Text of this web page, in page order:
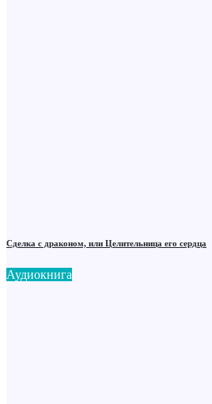
Сделка с драконом, или Целительница его сердца
Аудиокнига